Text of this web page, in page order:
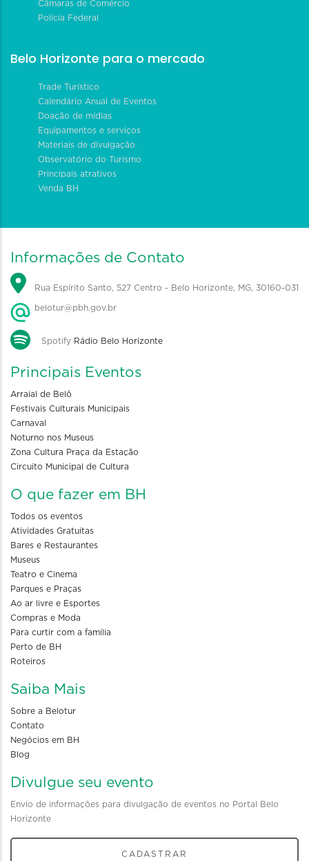
Câmaras de Comércio
Polícia Federal
Belo Horizonte para o mercado
Trade Turístico
Calendário Anual de Eventos
Doação de mídias
Equipamentos e serviços
Materiais de divulgação
Observatório do Turismo
Principais atrativos
Venda BH
Informações de Contato
Rua Espírito Santo, 527 Centro - Belo Horizonte, MG, 30160-031
belotur@pbh.gov.br
Spotify Rádio Belo Horizonte
Principais Eventos
Arraial de Belô
Festivais Culturais Municipais
Carnaval
Noturno nos Museus
Zona Cultura Praça da Estação
Circuito Municipal de Cultura
O que fazer em BH
Todos os eventos
Atividades Gratuitas
Bares e Restaurantes
Museus
Teatro e Cinema
Parques e Praças
Ao ar livre e Esportes
Compras e Moda
Para curtir com a familia
Perto de BH
Roteiros
Saiba Mais
Sobre a Belotur
Contato
Negócios em BH
Blog
Divulgue seu evento
Envio de informações para divulgação de eventos no Portal Belo
Horizonte
CADASTRAR